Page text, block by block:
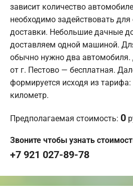
зависит количество
необходимо задействовать для
доставки. Небольшие дачные
доставляем одной машиной.
обычно нужно два
от г. Пестово — бесплатная.
формируется исходя из тарифа:
километр.
Предполагаемая стоимость: 0
Звоните чтобы узнать
+7 921 027-89-78